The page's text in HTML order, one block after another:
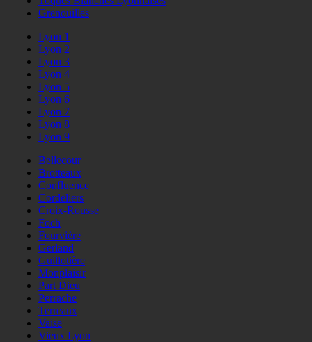
Grenouilles
Lyon 1
Lyon 2
Lyon 3
Lyon 4
Lyon 5
Lyon 6
Lyon 7
Lyon 8
Lyon 9
Bellecour
Brotteaux
Confluence
Cordeliers
Croix-Rousse
Foch
Fourvière
Gerland
Guillotière
Monplaisir
Part Dieu
Perrache
Terreaux
Vaise
Vieux Lyon